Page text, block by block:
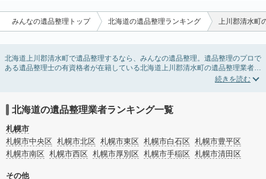
みんなの遺品整理トップ 北海道の遺品整理ランキング 上川郡清水町
北海道上川郡清水町で遺品整理するなら、みんなの遺品整理。遺品整理のプロで
ある遺品整理士の有資格者が在籍している北海道上川郡清水町の遺品整理業者が
掲載されています。遺品処分を即日対応してくれる実家の片付け業者や遺品整理
ービスで絞り込み条件を利用し検索してみましょう。
ゴミの処分方法や親の家の遺品整理をはじめる時期などお役立ち情報も豊富なの
で、チェックしてみてください。
北海道の遺品整理業者ランキング一覧
札幌市
札幌市中央区 札幌市北区 札幌市東区 札幌市白石区 札幌市豊平区
札幌市南区 札幌市西区 札幌市厚別区 札幌市手稲区 札幌市清田区
その他